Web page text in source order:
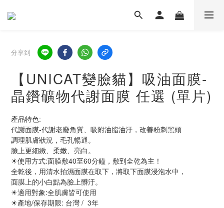
分享到
【UNICAT變臉貓】吸油面膜-
晶鑽礦物代謝面膜 任選 (單片)
產品特色:
代謝面膜-代謝老廢角質、吸附油脂油汙，改善粉刺黑頭
調理肌膚狀況，毛孔暢通。
臉上更細緻、柔嫩、亮白。
☀使用方式:面膜敷40至60分鐘，敷到全乾為主！
全乾後，用清水拍濕面膜在取下，將取下面膜浸泡水中，
面膜上的小白點為臉上髒汙。
☀適用對象:全肌膚皆可使用
☀產地/保存期限: 台灣 /  3年